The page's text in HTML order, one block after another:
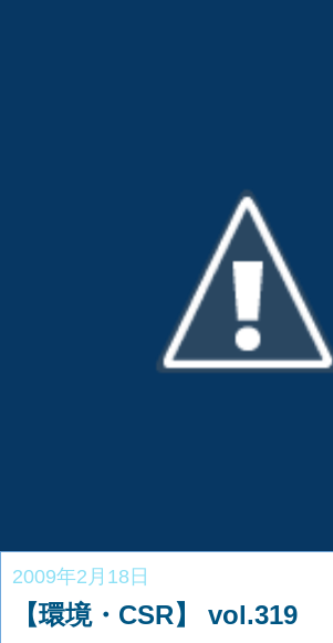
2009年2月18日
【環境・CSR】 vol.319